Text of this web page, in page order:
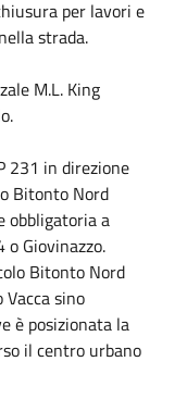
per lavori e
strada.
M.L. King
231 in direzione
Bitonto Nord
obbligatoria a
Giovinazzo.
Bitonto Nord
sino
è posizionata la
il centro urbano